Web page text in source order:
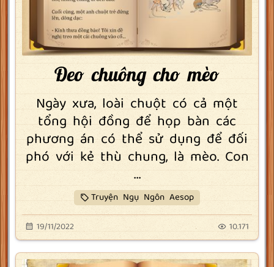
Đeo chuông cho mèo
Ngày xưa, loài chuột có cả một
tổng hội đồng để họp bàn các
phương án có thể sử dụng để đối
phó với kẻ thù chung, là mèo. Con
...
Truyện Ngụ Ngôn Aesop
19/11/2022 10.171